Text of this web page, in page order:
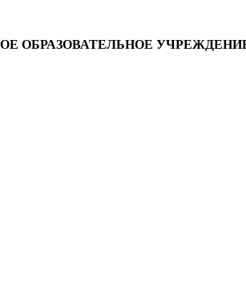
ОБРАЗОВАТЕЛЬНОЕ